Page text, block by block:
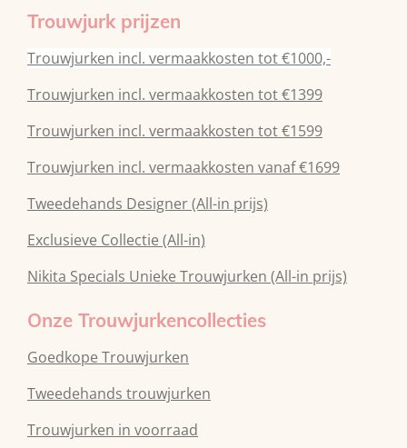
Trouwjurk prijzen
Trouwjurken incl. vermaakkosten tot €1000,-
Trouwjurken incl. vermaakkosten tot €1399
Trouwjurken incl. vermaakkosten tot €1599
Trouwjurken incl. vermaakkosten vanaf €1699
Tweedehands Designer (All-in prijs)
Exclusieve Collectie (All-in)
Nikita Specials Unieke Trouwjurken (All-in prijs)
Onze Trouwjurkencollecties
Goedkope Trouwjurken
Tweedehands trouwjurken
Trouwjurken in voorraad